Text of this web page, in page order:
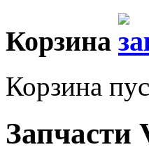
Корзина
Корзина
Запчасти